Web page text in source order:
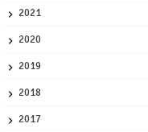
2021
2020
2019
2018
2017